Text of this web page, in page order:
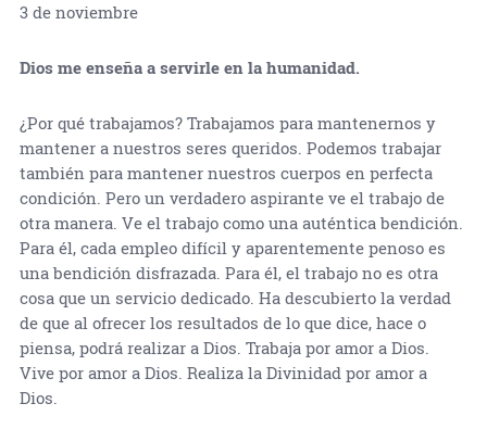
3 de noviembre
Dios me enseña a servirle en la humanidad.
¿Por qué trabajamos? Trabajamos para mantenernos y
mantener a nuestros seres queridos. Podemos trabajar
también para mantener nuestros cuerpos en perfecta
condición. Pero un verdadero aspirante ve el trabajo de
otra manera. Ve el trabajo como una auténtica bendición.
Para él, cada empleo difícil y aparentemente penoso es
una bendición disfrazada. Para él, el trabajo no es otra
cosa que un servicio dedicado. Ha descubierto la verdad
de que al ofrecer los resultados de lo que dice, hace o
piensa, podrá realizar a Dios. Trabaja por amor a Dios.
Vive por amor a Dios. Realiza la Divinidad por amor a
Dios.